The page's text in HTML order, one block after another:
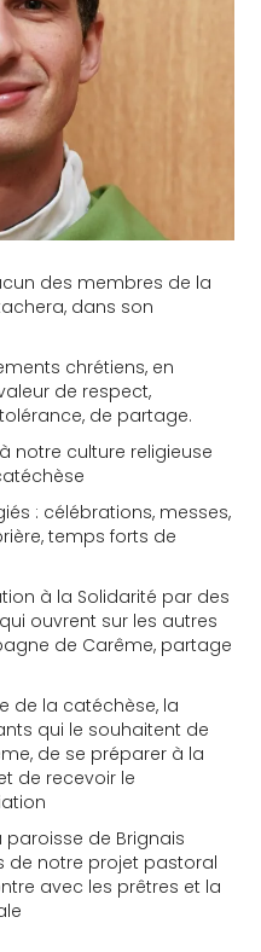
des membres de la
dans son
chrétiens, en
de respect,
de partage.
notre culture religieuse
: célébrations, messes,
temps forts de
à la Solidarité par des
ouvrent sur les autres
de Carême, partage
de la catéchèse, la
qui le souhaitent de
de se préparer à la
de recevoir le
de Brignais
de notre projet pastoral
avec les prêtres et la